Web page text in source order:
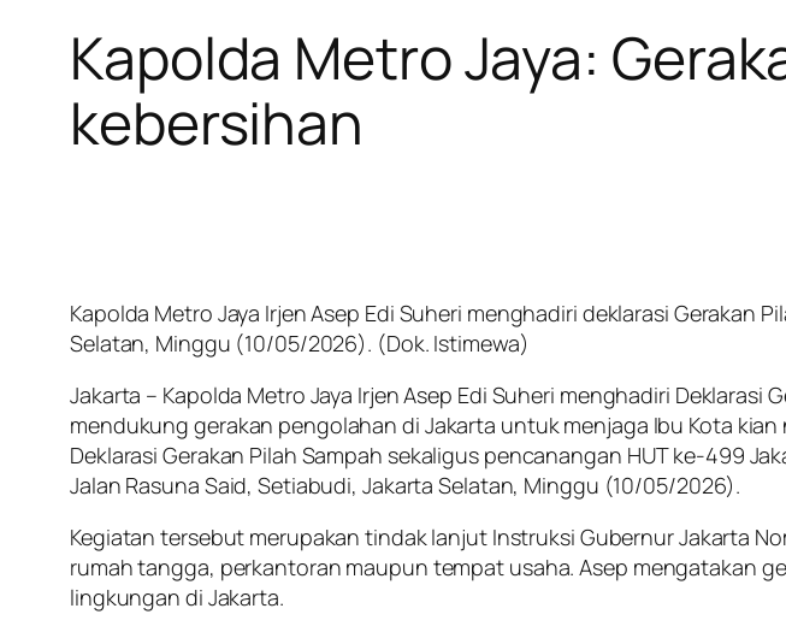
Kapolda Metro Jaya:
kebersihan
Kapolda Metro Jaya Irjen Asep Edi Suheri menghadiri deklarasi Gerakan
Selatan, Minggu (10/05/2026). (Dok. Istimewa)
Jakarta – Kapolda Metro Jaya Irjen Asep Edi Suheri menghadiri Deklarasi
mendukung gerakan pengolahan di Jakarta untuk menjaga Ibu Kota kian
Deklarasi Gerakan Pilah Sampah sekaligus pencanangan HUT ke-499
Jalan Rasuna Said, Setiabudi, Jakarta Selatan, Minggu (10/05/2026).
Kegiatan tersebut merupakan tindak lanjut Instruksi Gubernur Jakarta
rumah tangga, perkantoran maupun tempat usaha. Asep mengatakan
lingkungan di Jakarta.